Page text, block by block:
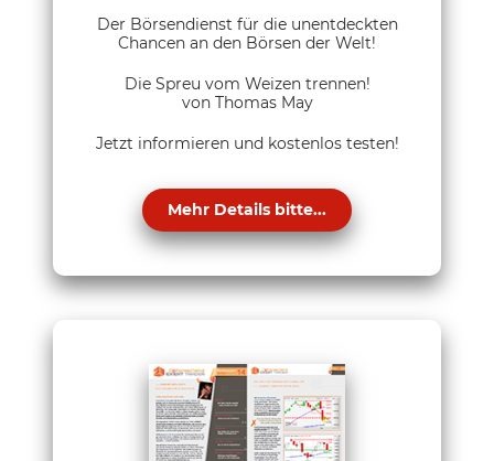
Der Börsendienst für die unentdeckten
Chancen an den Börsen der Welt!
Die Spreu vom Weizen trennen!
von Thomas May
Jetzt informieren und kostenlos testen!
Mehr Details bitte...